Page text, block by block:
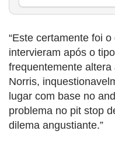
“Este certamente foi
intervieram após o
frequentemente
Norris,
lugar com base no
problema no pit stop
dilema angustiante.”